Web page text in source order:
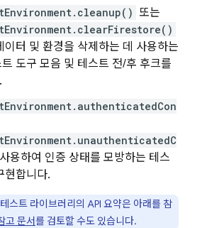
또는
이터 및 환경을 삭제하는 데 사용하는
도구 모음 및 테스트 전/후 후크를
용하여 인증 상태를 모방하는 테스
현합니다.
스트 라이브러리의 API 요약은 아래를 참
고 문서를 검토할 수도 있습니다.